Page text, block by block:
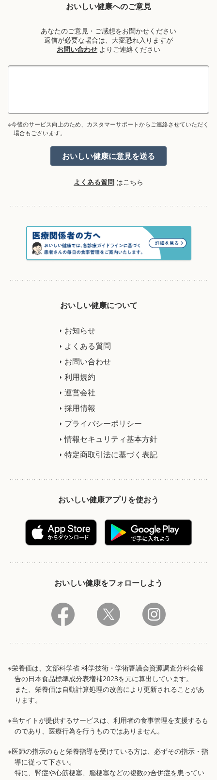
おいしい健康へのご意見
あなたのご意見・ご感想をお聞かせください
返信が必要な場合は、大変恐れ入りますが
お問い合わせ よりご連絡ください
※今後のサービス向上のため、カスタマーサポートからご連絡させていただく
場合もございます。
よくある質問 はこちら
おいしい健康について
お知らせ
よくある質問
お問い合わせ
利用規約
運営会社
採用情報
プライバシーポリシー
情報セキュリティ基本方針
特定商取引法に基づく表記
おいしい健康アプリを使おう
おいしい健康をフォローしよう
※栄養価は、文部科学省 科学技術・学術審議会資源調査分科会報
告の日本食品標準成分表増補2023を元に算出しています。
また、栄養価は自動計算処理の改善により更新されることがあ
ります。
※当サイトが提供するサービスは、利用者の食事管理を支援するも
のであり、医療行為を行うものではありません。
※医師の指示のもと栄養指導を受けている方は、必ずその指示・指
導に従って下さい。
特に、腎症や心筋梗塞、脳梗塞などの複数の合併症を患ってい